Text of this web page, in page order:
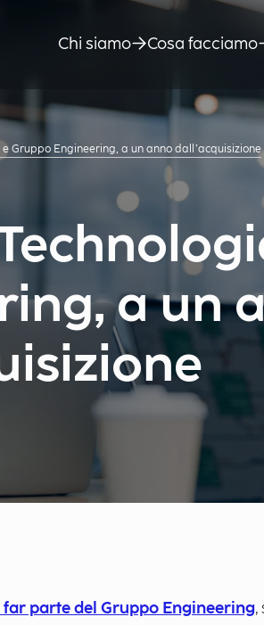
Chi siamo Cosa facciamo
Gruppo Engineering, a un anno dall’acquisizione
a un
parte del Gruppo Engineering,